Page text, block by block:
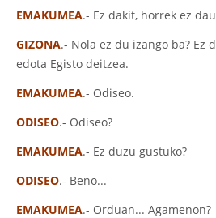
EMAKUMEA.- Ez dakit, horrek ez
GIZONA.- Nola ez du izango ba? Ez
edota Egisto deitzea.
EMAKUMEA.- Odiseo.
ODISEO.- Odiseo?
EMAKUMEA.- Ez duzu gustuko?
ODISEO.- Beno...
EMAKUMEA.- Orduan... Agamenon?